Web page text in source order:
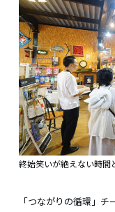
終始笑いが絶えない時間
「つながりの循環」チ